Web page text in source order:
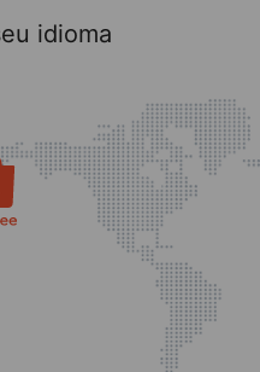
idioma